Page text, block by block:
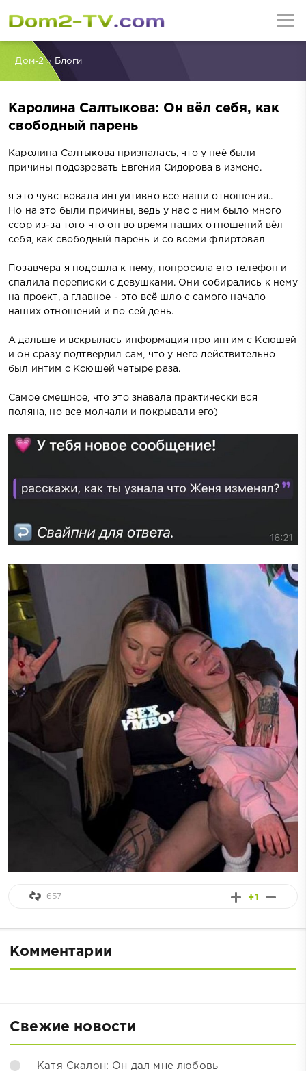
Дом-2» Блоги
Каролина Салтыкова: Он вёл себя, как
свободный парень
Каролина Салтыкова призналась, что у неё были
причины подозревать Евгения Сидорова в измене.
я это чувствовала интуитивно все наши отношения..
Но на это были причины, ведь у нас с ним было много
ссор из-за того что он во время наших отношений вёл
себя, как свободный парень и со всеми флиртовал
Позавчера я подошла к нему, попросила его телефон и
спалила переписки с девушками. Они собирались к нему
на проект, а главное - это всё шло с самого начало
наших отношений и по сей день.
А дальше и вскрылась информация про интим с Ксюшей
и он сразу подтвердил сам, что у него действительно
был интим с Ксюшей четыре раза.
Самое смешное, что это знавала практически вся
поляна, но все молчали и покрывали его)
+1
657
Комментарии
Свежие новости
Катя Скалон: Он дал мне любовь